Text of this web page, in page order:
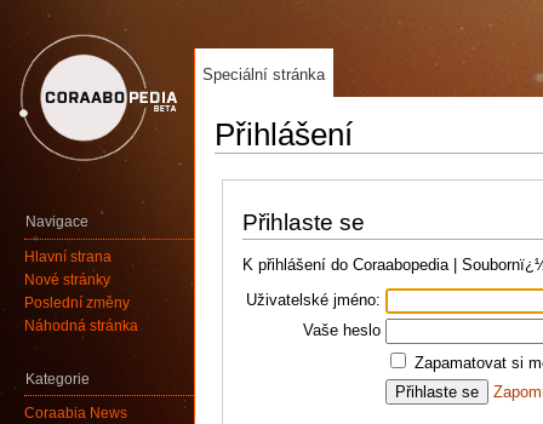
Přihlášení
Přihlaste se
K přihlášení do Coraabopedia |
Uživatelské jméno:
Vaše heslo
Zapamatovat si
Speciální stránka
Navigace
Hlavní strana
Nové stránky
Poslední změny
Náhodná stránka
Kategorie
Coraabia News